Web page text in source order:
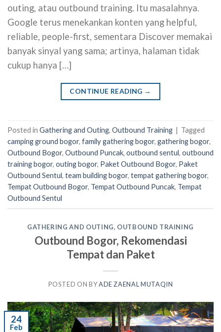
outing, atau outbound training. Itu masalahnya.
Google terus menekankan konten yang helpful,
reliable, people-first, sementara Discover memakai
banyak sinyal yang sama; artinya, halaman tidak
cukup hanya […]
CONTINUE READING →
Posted in Gathering and Outing, Outbound Training | Tagged
camping ground bogor, family gathering bogor, gathering bogor,
Outbound Bogor, Outbound Puncak, outbound sentul, outbound
training bogor, outing bogor, Paket Outbound Bogor, Paket
Outbound Sentul, team building bogor, tempat gathering bogor,
Tempat Outbound Bogor, Tempat Outbound Puncak, Tempat
Outbound Sentul
GATHERING AND OUTING, OUTBOUND TRAINING
Outbound Bogor, Rekomendasi
Tempat dan Paket
POSTED ON BYADE ZAENAL MUTAQIN
24
Feb